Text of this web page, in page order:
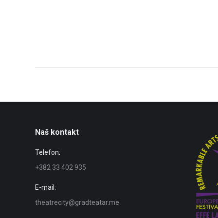
Naš kontakt
Telefon:
+382 33 402 935
E-mail:
theatrecity@gradteatar.me